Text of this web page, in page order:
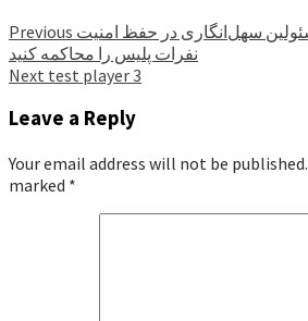
Previous
نفرات پلیس را محاکمه کنید
Next test player 3
Leave a Reply
Your email address will not be published.
marked *